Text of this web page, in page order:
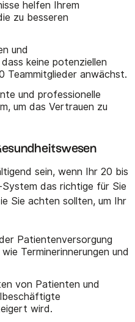
helfen Ihrem
zu besseren
und
keine potenziellen
Teammitglieder anwächst.
und professionelle
um das Vertrauen zu
sein, wenn Ihr 20 bis
das richtige für Sie
Sie achten sollten, um Ihr
Patientenversorgung
Terminerinnerungen und
von Patienten und
wird.